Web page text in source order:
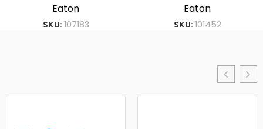
Eaton
SKU: 107183
Eaton
SKU: 101452